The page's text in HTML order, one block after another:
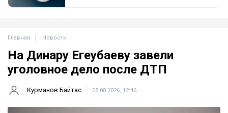
Главная Новости
На Динару Егеубаеву завели
уголовное дело после ДТП
Курманов Байтас 05.08.2026, 12:46